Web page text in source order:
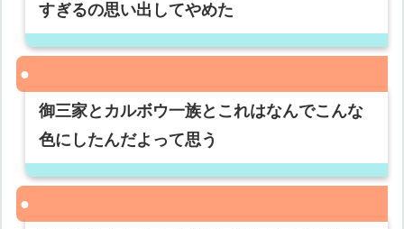
すぎるの思い出してやめた
御三家とカルボウ一族とこれはなんでこんな
色にしたんだよって思う